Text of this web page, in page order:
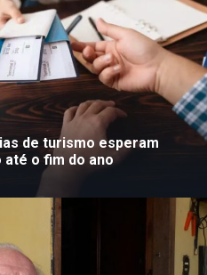
de turismo esperam
o fim do ano